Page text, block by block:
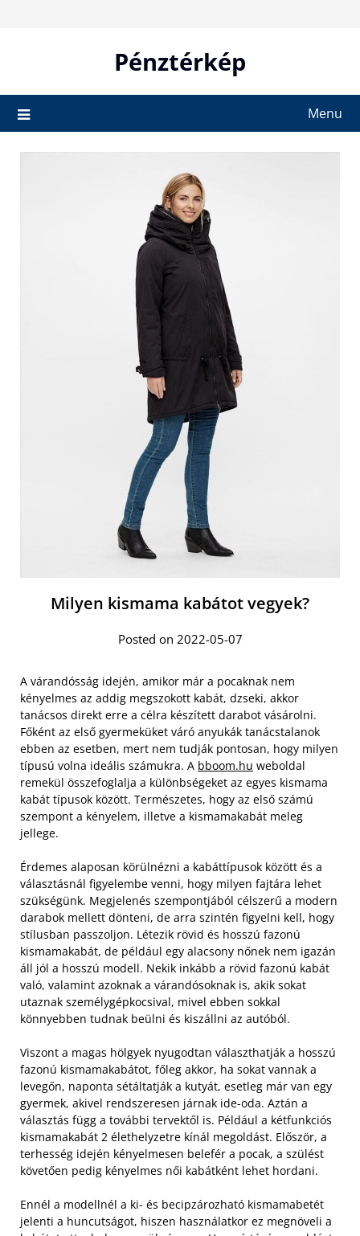
Pénztérkép
Menu
Milyen kismama kabátot vegyek?
Posted on 2022-05-07
A várandósság idején, amikor már a pocaknak nem
kényelmes az addig megszokott kabát, dzseki, akkor
tanácsos direkt erre a célra készített darabot vásárolni.
Főként az első gyermeküket váró anyukák tanácstalanok
ebben az esetben, mert nem tudják pontosan, hogy milyen
típusú volna ideális számukra. A bboom.hu weboldal
remekül összefoglalja a különbségeket az egyes kismama
kabát típusok között. Természetes, hogy az első számú
szempont a kényelem, illetve a kismamakabát meleg
jellege.
Érdemes alaposan körülnézni a kabáttípusok között és a
választásnál figyelembe venni, hogy milyen fajtára lehet
szükségünk. Megjelenés szempontjából célszerű a modern
darabok mellett dönteni, de arra szintén figyelni kell, hogy
stílusban passzoljon. Létezik rövid és hosszú fazonú
kismamakabát, de például egy alacsony nőnek nem igazán
áll jól a hosszú modell. Nekik inkább a rövid fazonú kabát
való, valamint azoknak a várandósoknak is, akik sokat
utaznak személygépkocsival, mivel ebben sokkal
könnyebben tudnak beülni és kiszállni az autóból.
Viszont a magas hölgyek nyugodtan választhatják a hosszú
fazonú kismamakabátot, főleg akkor, ha sokat vannak a
levegőn, naponta sétáltatják a kutyát, esetleg már van egy
gyermek, akivel rendszeresen járnak ide-oda. Aztán a
választás függ a további tervektől is. Például a kétfunkciós
kismamakabát 2 élethelyzetre kínál megoldást. Először, a
terhesség idején kényelmesen belefér a pocak, a szülést
követően pedig kényelmes női kabátként lehet hordani.
Ennél a modellnél a ki- és becipzározható kismamabetét
jelenti a huncutságot, hiszen használatkor ez megnöveli a